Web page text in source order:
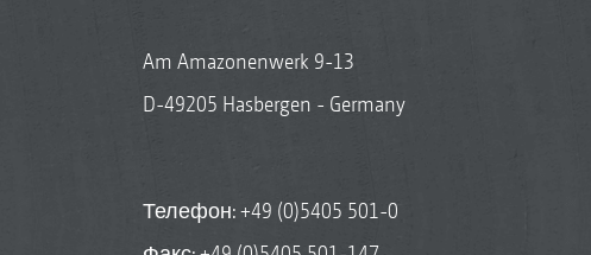
Am Amazonenwerk 9-13
D-49205 Hasbergen - Germany
Телефон:+49 (0)5405 501-0